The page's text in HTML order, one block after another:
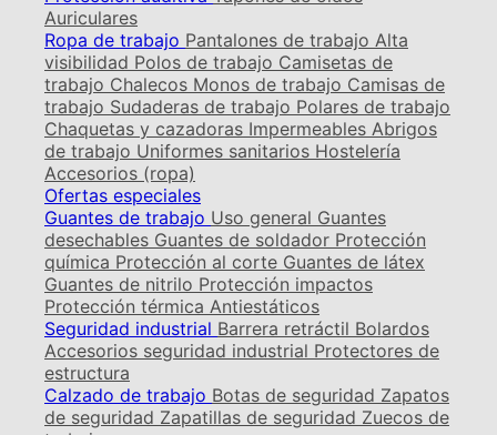
Auriculares
Ropa de trabajo Pantalones de trabajo Alta
visibilidad Polos de trabajo Camisetas de
trabajo Chalecos Monos de trabajo Camisas de
trabajo Sudaderas de trabajo Polares de trabajo
Chaquetas y cazadoras Impermeables Abrigos
de trabajo Uniformes sanitarios Hostelería
Accesorios (ropa)
Ofertas especiales
Guantes de trabajo Uso general Guantes
desechables Guantes de soldador Protección
química Protección al corte Guantes de látex
Guantes de nitrilo Protección impactos
Protección térmica Antiestáticos
Seguridad industrial Barrera retráctil Bolardos
Accesorios seguridad industrial Protectores de
estructura
Calzado de trabajo Botas de seguridad Zapatos
de seguridad Zapatillas de seguridad Zuecos de